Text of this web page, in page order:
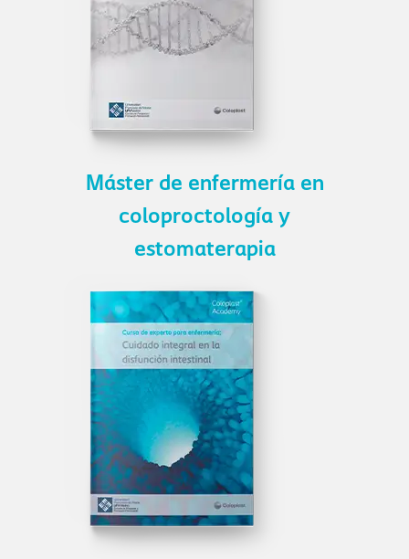
Máster de enfermería en
coloproctología y
estomaterapia